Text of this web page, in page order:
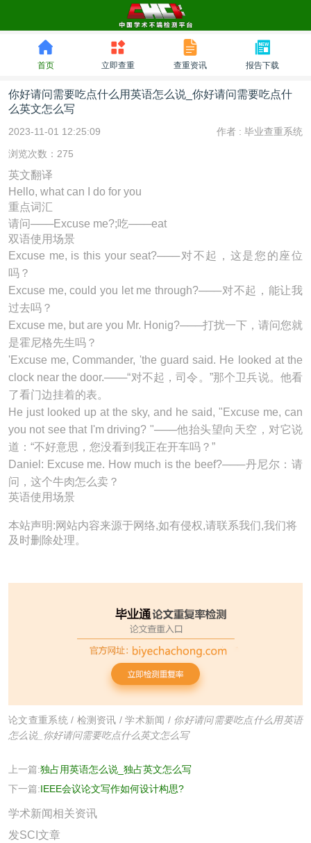
首页 立即查重 查重资讯 报告下载
你好请问需要吃点什么用英语怎么说_你好请问需要吃点什
么英文怎么写
2023-11-01 12:25:09 作者 : 毕业查重系统
浏览次数：275
英文翻译
Hello, what can I do for you
重点词汇
请问───Excuse me?;吃───eat
双语使用场景
Excuse me, is this your seat?───对不起，这是您的座位
吗？
Excuse me, could you let me through?───对不起，能让我
过去吗？
Excuse me, but are you Mr. Honig?───打扰一下，请问您就
是霍尼格先生吗？
'Excuse me, Commander, 'the guard said. He looked at the
clock near the door.───“对不起，司令。”那个卫兵说。他看
了看门边挂着的表。
He just looked up at the sky, and he said, "Excuse me, can
you not see that I'm driving? "───他抬头望向天空，对它说
道：“不好意思，您没看到我正在开车吗？”
Daniel: Excuse me. How much is the beef?───丹尼尔：请
问，这个牛肉怎么卖？
英语使用场景
本站声明:网站内容来源于网络,如有侵权,请联系我们,我们将
及时删除处理。
论文查重系统/ 检测资讯 /学术新闻 / 你好请问需要吃点什么用英语
怎么说_你好请问需要吃点什么英文怎么写
上一篇:独占用英语怎么说_独占英文怎么写
下一篇:IEEE会议论文写作如何设计构思?
学术新闻相关资讯
发SCI文章